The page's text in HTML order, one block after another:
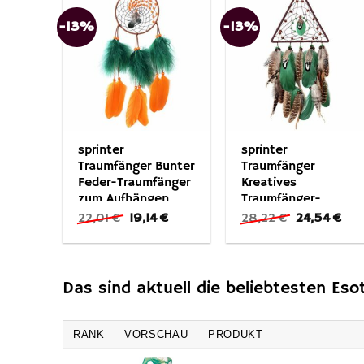
-13%
sprinter
Traumfänger Bunter
Feder-Traumfänger
zum Aufhängen,
Dekoration für
22,01€ Ursprünglicher
Preis
war:
19,14€Aktueller
ist:
-13%
sprinter
Traumfänger
Kreatives
Traumfänger-
Windspiel zum
28,22€
Preis
war:
24,54€
ist:
Das sind aktuell die beliebtesten
RANK VORSCHAU PRODUKT